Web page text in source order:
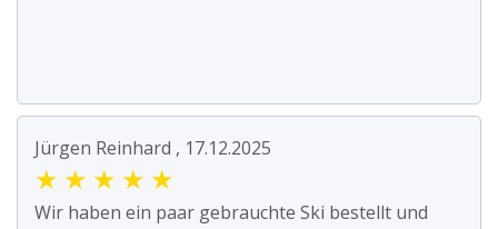
Jürgen Reinhard , 17.12.2025
★ ★ ★ ★ ★
Wir haben ein paar gebrauchte Ski bestellt und